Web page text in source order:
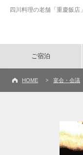
四川料理の老舗「重慶飯
ご宿泊
HOME 宴会・会議